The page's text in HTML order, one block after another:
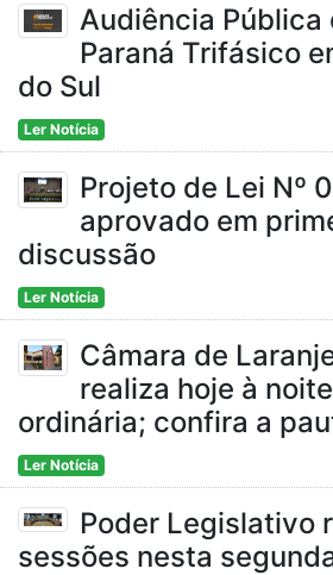
Audiência Pública
Paraná Trifásico
do Sul
Ler Notícia
Projeto de Lei Nº
aprovado em
discussão
Ler Notícia
Câmara de
realiza hoje à
ordinária; confira a
Ler Notícia
Poder Legislativo
sessões nesta